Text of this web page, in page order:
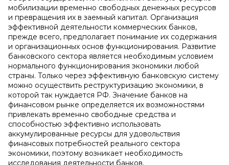
мобилизации временно свободных денежных ресурсов
и превращения их в заемный капитал. Организация
эффективной деятельности коммерческих банков,
прежде всего, предполагает понимание их содержания
и организационных основ функционирования. Развитие
банковского сектора является необходимым условием
нормального функционирования экономики любой
страны. Только через эффективную банковскую систему
можно осуществить реструктуризацию экономики, в
которой так нуждается РФ. Значение банков на
финансовом рынке определяется их возможностями
привлекать временно свободные средства и
способностью эффективно использовать
аккумулированные ресурсы для удовольствия
финансовых потребностей реального сектора
экономики, поэтому возникает необходимость
исследования деятельности банков.